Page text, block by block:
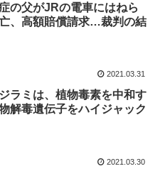
の父がJRの電車にはねら
、高額賠償請求…裁判の結
2021.03.31
ラミは、植物毒素を中和す
解毒遺伝子をハイジャック
2021.03.30